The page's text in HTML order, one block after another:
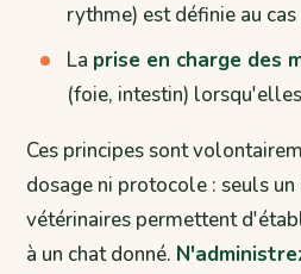
rythme) est définie au cas
La prise en charge des
(foie, intestin)
Ces principes sont
dosage ni protocole : seuls un
vétérinaires permettent
à un chat donné.